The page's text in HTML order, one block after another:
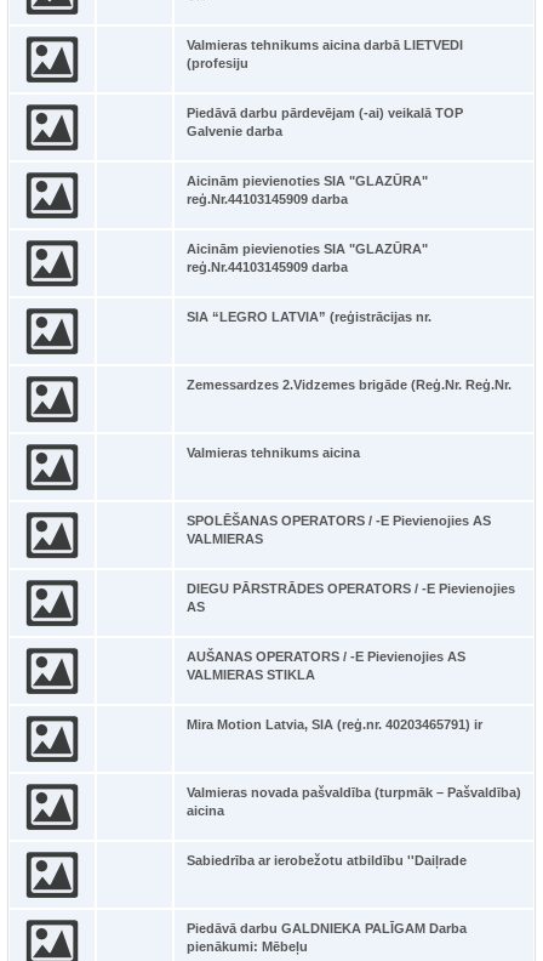
Valmieras tehnikums aicina darbā LIETVEDI
(profesiju
Piedāvā darbu pārdevējam (-ai) veikalā TOP
Galvenie darba
Aicinām pievienoties SIA "GLAZŪRA"
reģ.Nr.44103145909 darba
Aicinām pievienoties SIA "GLAZŪRA"
reģ.Nr.44103145909 darba
SIA “LEGRO LATVIA” (reģistrācijas nr.
Zemessardzes 2.Vidzemes brigāde (Reģ.Nr. Reģ.Nr.
Valmieras tehnikums aicina
SPOLĒŠANAS OPERATORS / -E Pievienojies AS
VALMIERAS
DIEGU PĀRSTRĀDES OPERATORS / -E Pievienojies
AS
AUŠANAS OPERATORS / -E Pievienojies AS
VALMIERAS STIKLA
Mira Motion Latvia, SIA (reģ.nr. 40203465791) ir
Valmieras novada pašvaldība (turpmāk – Pašvaldība)
aicina
Sabiedrība ar ierobežotu atbildību ''Daiļrade
Piedāvā darbu GALDNIEKA PALĪGAM Darba
pienākumi: Mēbeļu